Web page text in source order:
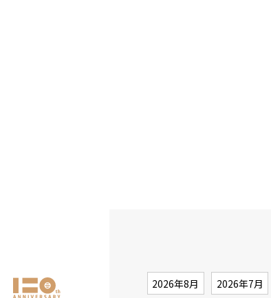
2026年8月 2026年7月